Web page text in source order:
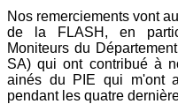
Nos remerciements vont
de la FLASH, en
Moniteurs du
SA) qui ont contribué à
ainés du PIE qui m'ont
pendant les quatre